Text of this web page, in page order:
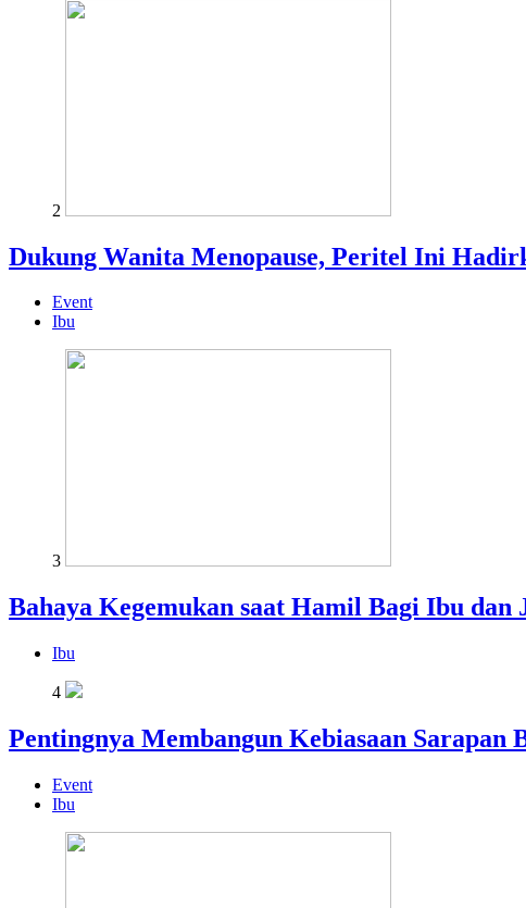
2
Dukung Wanita Menopause, Peritel Ini
Event
Ibu
3
Bahaya Kegemukan saat Hamil Bagi Ibu dan
Ibu
4
Pentingnya Membangun Kebiasaan Sarapan
Event
Ibu